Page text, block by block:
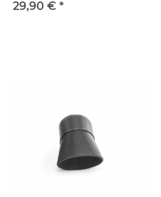
60/60/60
29,90 € *